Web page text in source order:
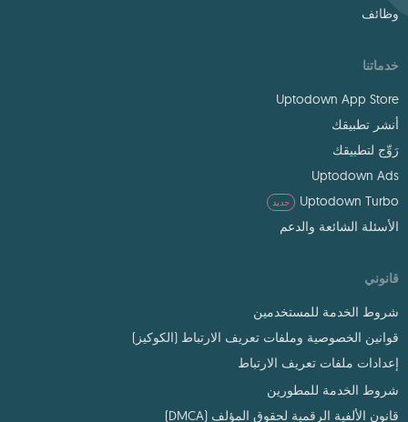
وظائف
خدماتنا
Uptodown App Store
أنشر تطبيقك
رَوِّج لتطبيقك
Uptodown Ads
Uptodown Turbo
جديد
الأسئلة الشائعة والدعم
قانوني
شروط الخدمة للمستخدمين
قوانين الخصوصية وملفات تعريف الارتباط (الكوكيز)
إعدادات ملفات تعريف الارتباط
شروط الخدمة للمطورين
قانون الألفية الرقمية لحقوق المؤلف (DMCA)